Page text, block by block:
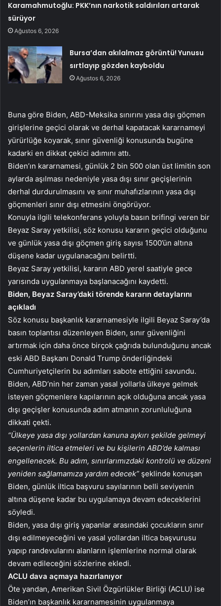
Karamahmutoğlu: PKK’nın narkotik saldırıları artarak
sürüyor
Ağustos 6, 2026
Bursa’dan akılalmaz görüntü! Yunusu
sırtlayıp gözden kayboldu
Ağustos 6, 2026
Buna göre Biden, ABD-Meksika sınırını yasa dışı göçmen
girişlerine geçici olarak ve derhal kapatacak kararnameyi
yürürlüğe koyarak, sınır güvenliği konusunda bugüne
kadarki en dikkat çekici adımını attı.
Biden’ın kararnamesi, günlük 2 bin 500 olan üst limitin son
aylarda aşılması nedeniyle yasa dışı sınır geçişlerinin
derhal durdurulmasını ve sınır muhafızlarının yasa dışı
göçmenleri sınır dışı etmesini öngörüyor.
Konuyla ilgili telekonferans yoluyla basın brifingi veren bir
Beyaz Saray yetkilisi, söz konusu kararın geçici olduğunu
ve günlük yasa dışı göçmen giriş sayısı 1500’ün altına
düşene kadar uygulanacağını belirtti.
Beyaz Saray yetkilisi, kararın ABD yerel saatiyle gece
yarısında uygulanmaya başlanacağını kaydetti.
Biden, Beyaz Saray’daki törende kararın detaylarını
açıkladı
Söz konusu başkanlık kararnamesiyle ilgili Beyaz Saray’da
basın toplantısı düzenleyen Biden, sınır güvenliğini
artırmak için daha önce birçok çağrıda bulunduğunu ancak
eski ABD Başkanı Donald Trump önderliğindeki
Cumhuriyetçilerin bu adımları sabote ettiğini savundu.
Biden, ABD’nin her zaman yasal yollarla ülkeye gelmek
isteyen göçmenlere kapılarının açık olduğuna ancak yasa
dışı geçişler konusunda adım atmanın zorunluluğuna
dikkati çekti.
“Ülkeye yasa dışı yollardan kanuna aykırı şekilde gelmeyi
seçenlerin iltica etmeleri ve bu kişilerin ABD’de kalması
engellenecek. Bu adım, sınırlarımızdaki kontrolü ve düzeni
yeniden sağlamamıza yardım edecek” şeklinde konuşan
Biden, günlük iltica başvuru sayılarının belli seviyenin
altına düşene kadar bu uygulamaya devam edeceklerini
söyledi.
Biden, yasa dışı giriş yapanlar arasındaki çocukların sınır
dışı edilmeyeceğini ve yasal yollardan iltica başvurusu
yapıp randevularını alanların işlemlerine normal olarak
devam edileceğini sözlerine ekledi.
ACLU dava açmaya hazırlanıyor
Öte yandan, Amerikan Sivil Özgürlükler Birliği (ACLU) ise
Biden’ın başkanlık kararnamesinin uygulanmaya